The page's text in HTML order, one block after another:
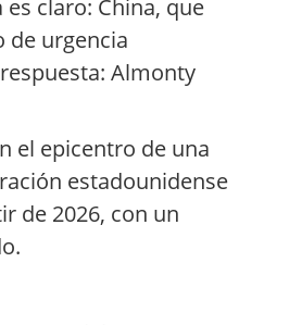
claro: China, que
de urgencia
Almonty
el epicentro de una
estadounidense
de 2026, con un